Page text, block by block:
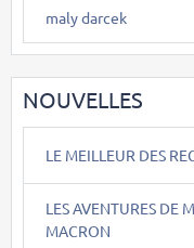
maly darcek
NOUVELLES
LE MEILLEUR DES
LES AVENTURES DE
MACRON